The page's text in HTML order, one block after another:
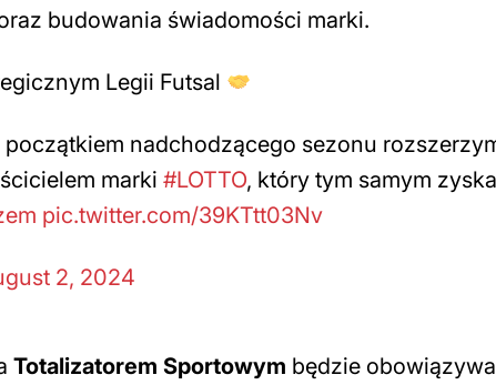
budowania świadomości marki.
Legii Futsal
nadchodzącego sezonu
marki #LOTTO, który tym samym
pic.twitter.com/39KTtt03Nv
2, 2024
Totalizatorem Sportowym będzie